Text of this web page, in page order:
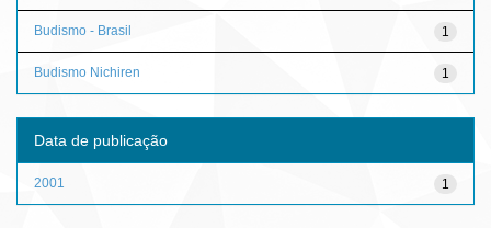
1
Budismo - Brasil
1
Budismo Nichiren
Data de publicação
1
2001